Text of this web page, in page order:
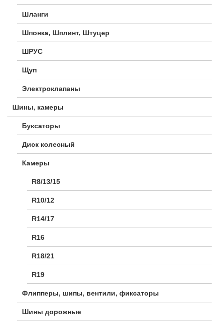
Шланги
Шпонка, Шплинт, Штуцер
ШРУС
Щуп
Электроклапаны
Шины, камеры
Буксаторы
Диск колесный
Камеры
R8/13/15
R10/12
R14/17
R16
R18/21
R19
Флипперы, шипы, вентили, фиксаторы
Шины дорожные